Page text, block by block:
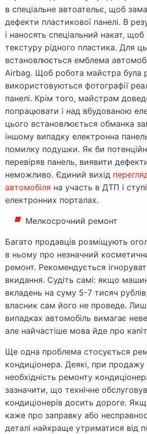
в спеціальне автоательє, щоб
дефекти пластикової панелі. В
і наносять спеціальний накат, щоб
текстуру рідного пластика. Для
встановлюється емблема
Airbag. Щоб робота майстра була
використовуються фотографії
панелі. Крім того, майстрам
попрацювати і над вбудованою
цього встановлюється обманка
іншому випадку електронна
помилку подушки. Як би
перевіряв панель, виявити
неможливо. Єдиний вихід
автомобіля на участь в ДТП і
електронних порталах.
Мелкосрочний ремонт
Багато продавців розміщують
в ньому про незначний
ремонт. Рекомендується
вкидання. Судіть самі: якщо
вкладень на суму 5-7 тисяч
власник сам його не проведе.
випадках автомобіль вимагає
але найчастіше мова йде про
Ще одна проблема стосується
кондиціонера. Деякі, при продажу
необхідність ремонту
зазначити, що технічне
кондиціонерів досить дороге.
каже про заправку або
деталі найкраще утриматися від